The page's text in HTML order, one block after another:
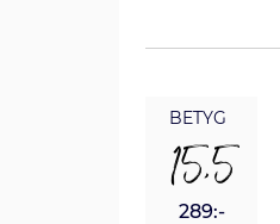
BETYG
15,5
289:-